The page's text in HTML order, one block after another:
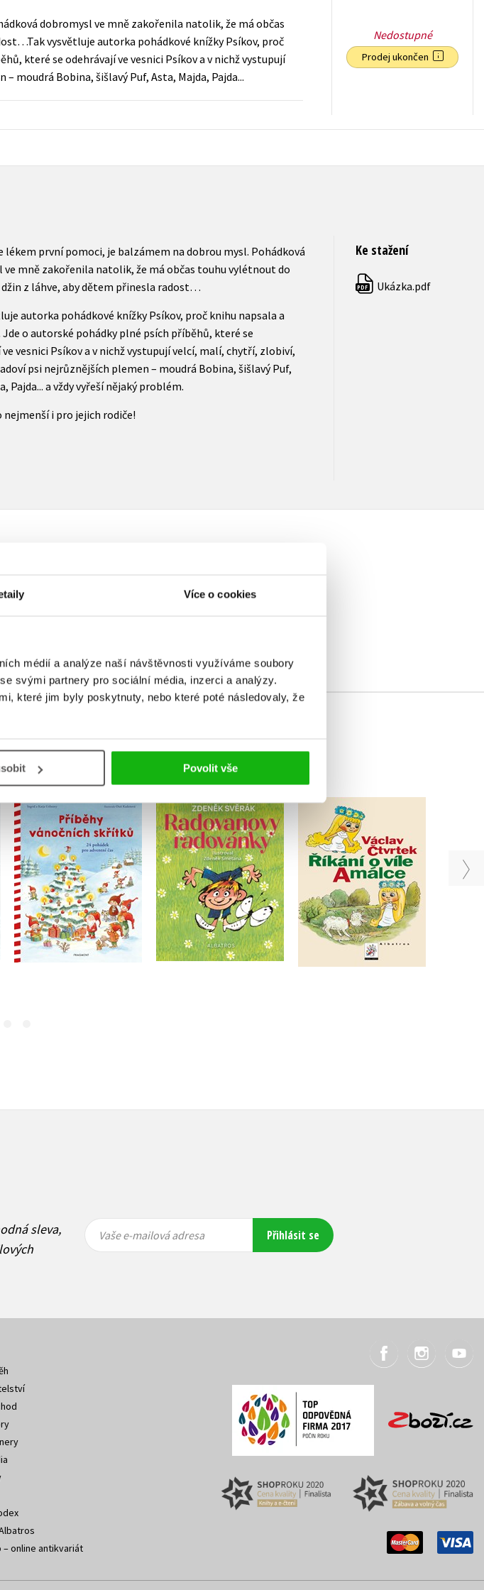
Více o cookies
médií a analýze naší návštěvnosti využíváme soubory
svými partnery pro sociální média, inzerci a analýzy.
které jim byly poskytnuty, nebo které poté následovaly, že
Povolit vše
Young adult (SK)
Zahraniční literatura
Zdraví a životní styl
dobromysl ve mně zakořenila natolik, že má občas
vysvětluje autorka pohádkové knížky Psíkov, proč
které se odehrávají ve vesnici Psíkov a v nichž vystupují
moudrá Bobina, šišlavý Puf, Asta, Majda, Pajda...
Nedostupné
Prodej ukončen
lékem první pomoci, je balzámem na dobrou mysl. Pohádková
ve mně zakořenila natolik, že má občas touhu vylétnout do
z láhve, aby dětem přinesla radost…
autorka pohádkové knížky Psíkov, proč knihu napsala a
o autorské pohádky plné psích příběhů, které se
vesnici Psíkov a v nichž vystupují velcí, malí, chytří, zlobiví,
psi nejrůznějších plemen – moudrá Bobina, šišlavý Puf,
Pajda... a vždy vyřeší nějaký problém.
nejmenší i pro jejich rodiče!
Ke stažení
PDF Ukázka.pdf
pouze registrovaní uživatelé
Příběhy vánočních
skřítků
Ingrid Uebeová
Do košíku
Radovanovy radovánky
Zdeněk Svěrák
Do košíku
349 Kč
279 Kč
Říkání o víle Amálce
Václav Čtvrtek
Do košíku
329 Kč
263 Kč
sleva,
mailová
mailová
Vaše e-mailová adresa Přihlásit se
– online antikvariát